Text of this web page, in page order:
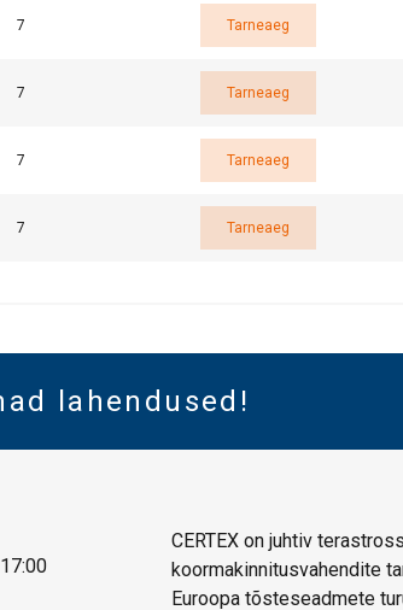
7 Tarneaeg
7 Tarneaeg
7 Tarneaeg
7 Tarneaeg
lahendused!
CERTEX on juhtiv
koormakinnitusvahendite
Euroopa tõsteseadmete